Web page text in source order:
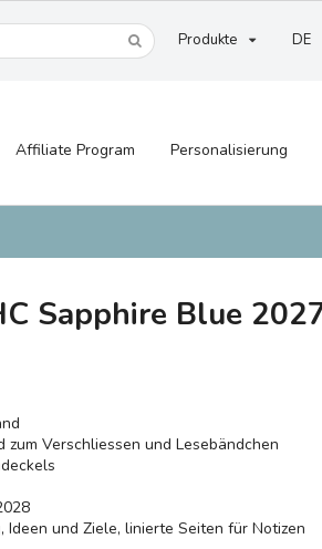
Produkte DE
Affiliate Program Personalisierung
Sapphire Blue
Verschliessen und Lesebändchen
und Ziele, linierte Seiten für Notizen